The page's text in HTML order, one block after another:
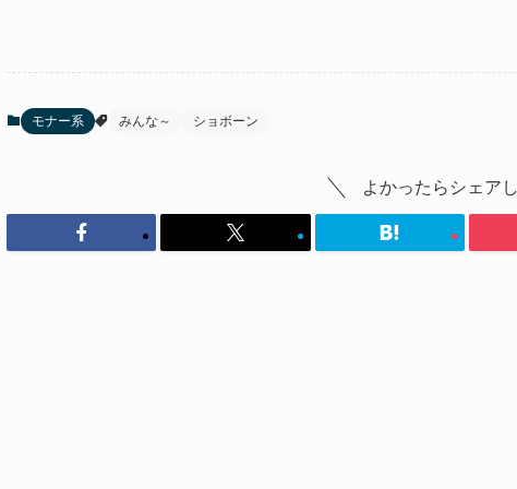
モナー系 みんな～ ショボーン
よかったらシェア